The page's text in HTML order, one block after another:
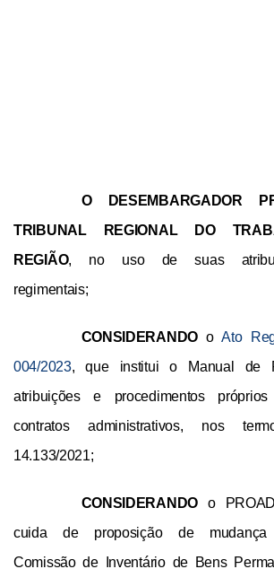
O DESEMBARGADOR
TRIBUNAL REGIONAL DO
REGIÃO, no uso de suas
regimentais;
CONSIDERANDO o Ato
004/2023, que institui o Manual de
atribuições e procedimentos
contratos administrativos, nos
14.133/2021;
CONSIDERANDO o PROAD
cuida de proposição de
Comissão de Inventário de Bens